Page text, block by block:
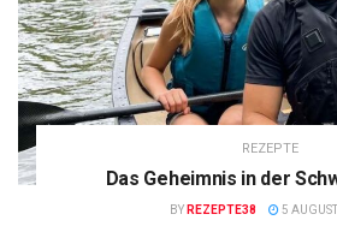
REZEPTE
Das Geheimnis in der
BY REZEPTE38 5